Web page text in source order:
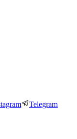
Telegram